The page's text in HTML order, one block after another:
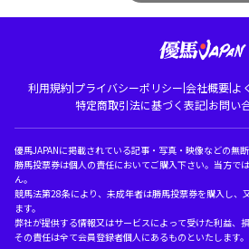
利用規約|プライバシーポリシー|会社概要|よ
特定商取引法に基づく表記|お問い
優馬JAPANに掲載されている記事・写真・映像などの無
勝馬投票券は個人の責任においてご購入下さい。当方で
ん。
競馬法第28条により、未成年者は勝馬投票券を購入し、
ます。
弊社が提供する情報又はサービスによって受けた利益、
その責任は全て会員登録者個人にあるものといたします。